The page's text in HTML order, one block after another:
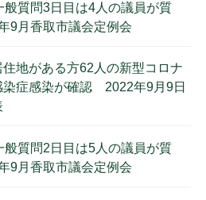
般質問3日目は4人の議員が質
9月香取市議会定例会
地がある方62人の新型コロナ
染症感染が確認 2022年9月9日
般質問2日目は5人の議員が質
9月香取市議会定例会